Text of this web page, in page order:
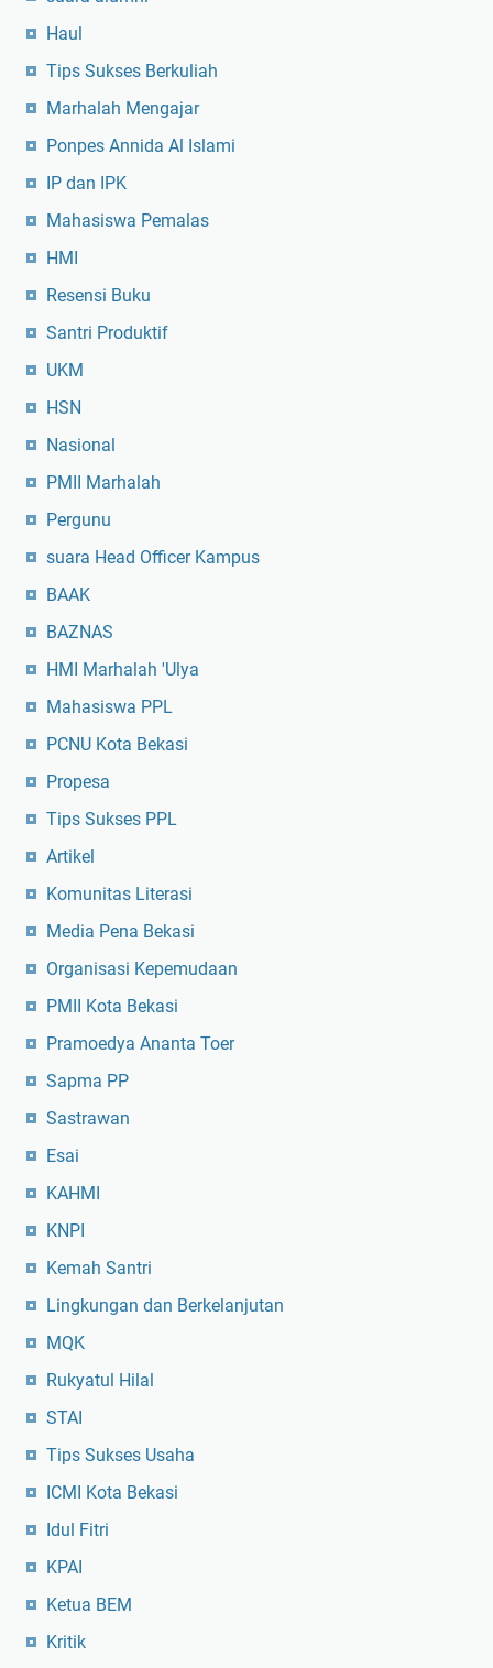
Haul
Tips Sukses Berkuliah
Marhalah Mengajar
Ponpes Annida Al Islami
IP dan IPK
Mahasiswa Pemalas
HMI
Resensi Buku
Santri Produktif
UKM
HSN
Nasional
PMII Marhalah
Pergunu
suara Head Officer Kampus
BAAK
BAZNAS
HMI Marhalah 'Ulya
Mahasiswa PPL
PCNU Kota Bekasi
Propesa
Tips Sukses PPL
Artikel
Komunitas Literasi
Media Pena Bekasi
Organisasi Kepemudaan
PMII Kota Bekasi
Pramoedya Ananta Toer
Sapma PP
Sastrawan
Esai
KAHMI
KNPI
Kemah Santri
Lingkungan dan Berkelanjutan
MQK
Rukyatul Hilal
STAI
Tips Sukses Usaha
ICMI Kota Bekasi
Idul Fitri
KPAI
Ketua BEM
Kritik